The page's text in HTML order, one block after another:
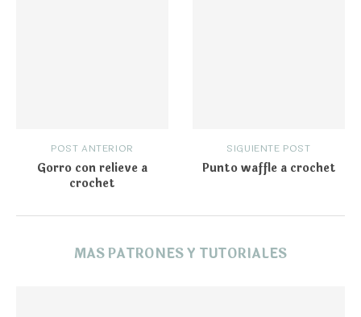
POST ANTERIOR
Gorro con relieve a
crochet
SIGUIENTE POST
Punto waffle a crochet
MAS PATRONES Y TUTORIALES